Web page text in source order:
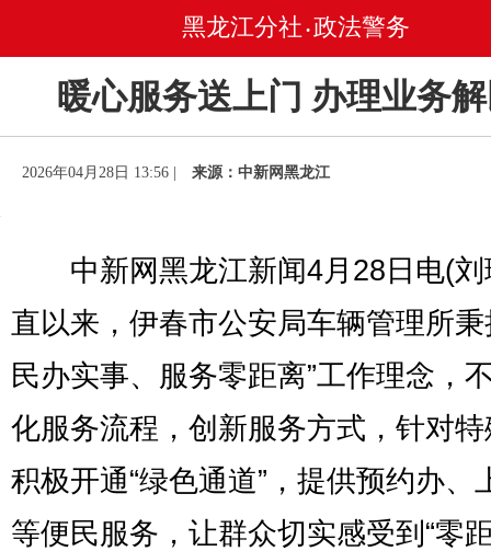
黑龙江分社 • 政法警务
暖心服务送上门 办理业务
2026年04月28日 13:56 | 来源：中新网黑龙江
中新网黑龙江新闻4月28日电(刘
直以来，伊春市公安局车辆管理所秉
民办实事、服务零距离”工作理念，
化服务流程，创新服务方式，针对
积极开通“绿色通道”，提供预约办、
等便民服务，让群众切实感受到“零